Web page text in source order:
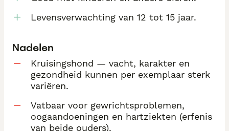
Levensverwachting van 12 tot 15 jaar.
Nadelen
Kruisingshond — vacht, karakter en
gezondheid kunnen per exemplaar sterk
variëren.
Vatbaar voor gewrichtsproblemen,
oogaandoeningen en hartziekten (erfenis
van beide ouders).